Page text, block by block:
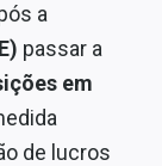
a
passar a
em
de lucros